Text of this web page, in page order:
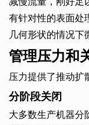
有针对性的表面处
几何形状的情况下
管理压力和
压力提供了推动扩
分阶段关闭
大多数生产机器分